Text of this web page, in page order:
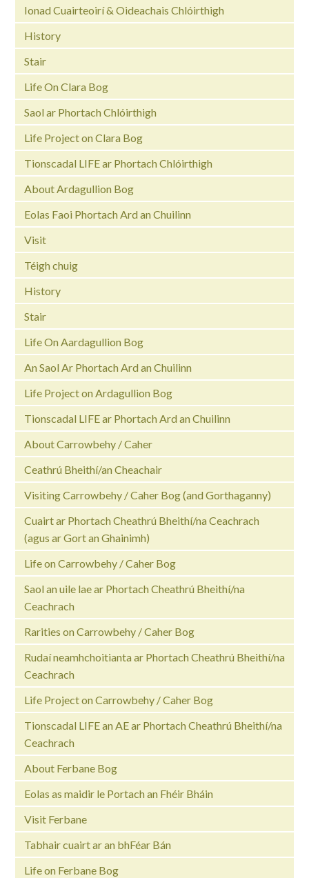
Ionad Cuairteoirí & Oideachais Chlóirthigh
History
Stair
Life On Clara Bog
Saol ar Phortach Chlóirthigh
Life Project on Clara Bog
Tionscadal LIFE ar Phortach Chlóirthigh
About Ardagullion Bog
Eolas Faoi Phortach Ard an Chuilinn
Visit
Téigh chuig
History
Stair
Life On Aardagullion Bog
An Saol Ar Phortach Ard an Chuilinn
Life Project on Ardagullion Bog
Tionscadal LIFE ar Phortach Ard an Chuilinn
About Carrowbehy / Caher
Ceathrú Bheithí/an Cheachair
Visiting Carrowbehy / Caher Bog (and Gorthaganny)
Cuairt ar Phortach Cheathrú Bheithí/na Ceachrach
(agus ar Gort an Ghainimh)
Life on Carrowbehy / Caher Bog
Saol an uile lae ar Phortach Cheathrú Bheithí/na
Ceachrach
Rarities on Carrowbehy / Caher Bog
Rudaí neamhchoitianta ar Phortach Cheathrú Bheithí/na
Ceachrach
Life Project on Carrowbehy / Caher Bog
Tionscadal LIFE an AE ar Phortach Cheathrú Bheithí/na
Ceachrach
About Ferbane Bog
Eolas as maidir le Portach an Fhéir Bháin
Visit Ferbane
Tabhair cuairt ar an bhFéar Bán
Life on Ferbane Bog